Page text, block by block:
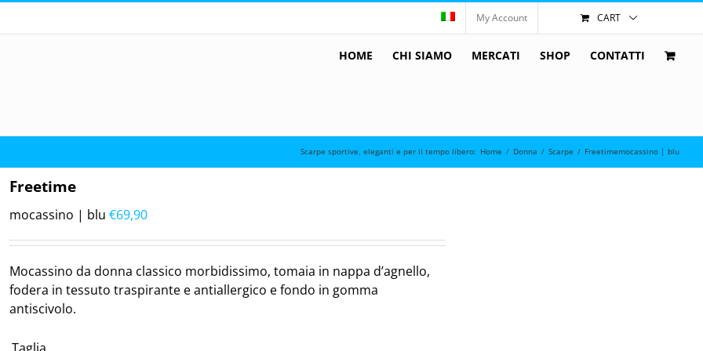
My Account CART
HOME CHI SIAMO MERCATI SHOP CONTATTI
Scarpe sportive, eleganti e per il tempo libero: Home / Donna / Scarpe / Freetimemocassino | blu
Freetime
mocassino | blu €69,90
Mocassino da donna classico morbidissimo, tomaia in nappa d’agnello,
fodera in tessuto traspirante e antiallergico e fondo in gomma
antiscivolo.